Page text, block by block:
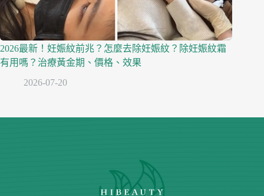
2026最新！妊娠紋前兆？怎麼去除妊娠紋？除妊娠紋霜
有用嗎？治療黃金期、價格、效果
2026-07-20